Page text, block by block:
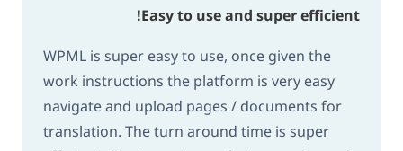
Easy to use and super efficient!
WPML is super easy to use, once given the
work instructions the platform is very easy
navigate and upload pages / documents for
translation. The turn around time is super